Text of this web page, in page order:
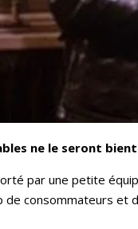
ne le seront
par une petite
de consommateurs et